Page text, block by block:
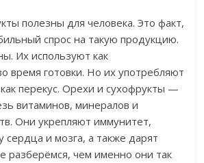
полезны для человека. Это факт,
спрос на такую продукцию.
Их используют как
время готовки. Но их употребляют
перекус. Орехи и сухофрукты —
витаминов, минералов и
Они укрепляют иммунитет,
сердца и мозга, а также дарят
разберёмся, чем именно они так